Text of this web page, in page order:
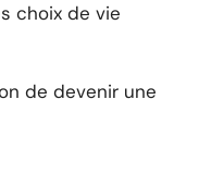
choix de vie
de devenir une